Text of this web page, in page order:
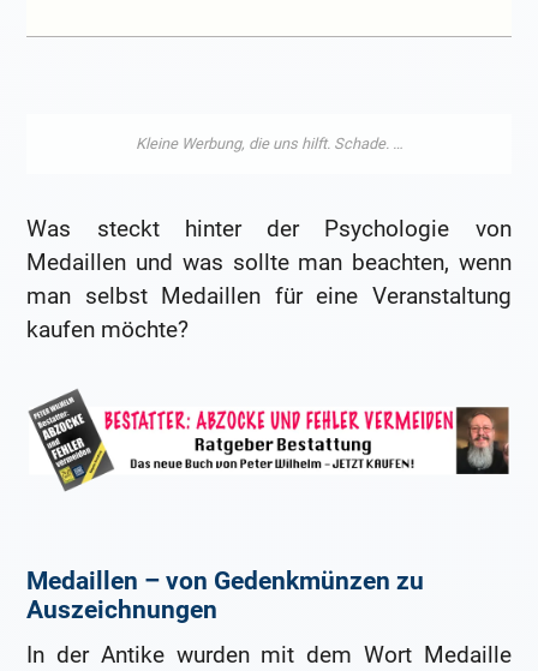
Was steckt hinter der Psychologie von
Medaillen und was sollte man beachten, wenn
man selbst Medaillen für eine Veranstaltung
kaufen möchte?
Medaillen – von Gedenkmünzen zu
Auszeichnungen
In der Antike wurden mit dem Wort Medaille